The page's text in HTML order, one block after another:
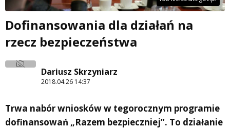
Dofinansowania dla działań na
rzecz bezpieczeństwa
Dariusz Skrzyniarz
2018.04.26 14:37
Trwa nabór wniosków w tegorocznym programie
dofinansowań „Razem bezpieczniej”. To działanie